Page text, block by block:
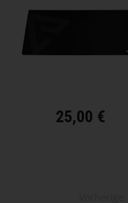
25,00 €